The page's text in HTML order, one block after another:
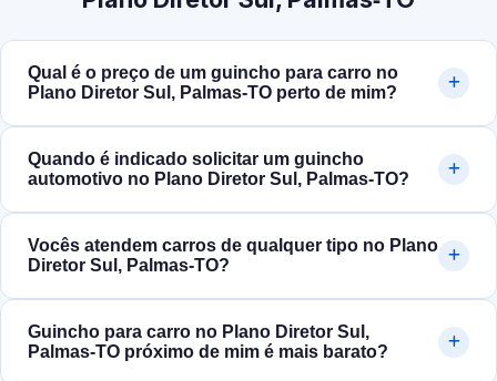
Qual é o preço de um guincho para carro no
Plano Diretor Sul, Palmas‑TO perto de mim?
Quando é indicado solicitar um guincho
automotivo no Plano Diretor Sul, Palmas‑TO?
Vocês atendem carros de qualquer tipo no Plano
Diretor Sul, Palmas‑TO?
Guincho para carro no Plano Diretor Sul,
Palmas‑TO próximo de mim é mais barato?